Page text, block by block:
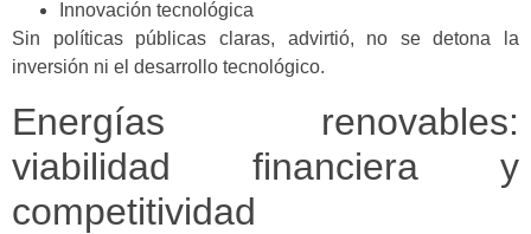
Innovación tecnológica
Sin políticas públicas claras, advirtió, no se detona la
inversión ni el desarrollo tecnológico.
Energías renovables:
viabilidad financiera y
competitividad